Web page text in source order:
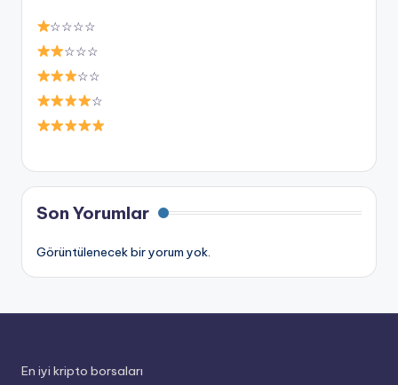
☆☆☆☆
☆☆☆
☆☆
☆
Son Yorumlar
Görüntülenecek bir yorum yok.
En iyi kripto borsaları